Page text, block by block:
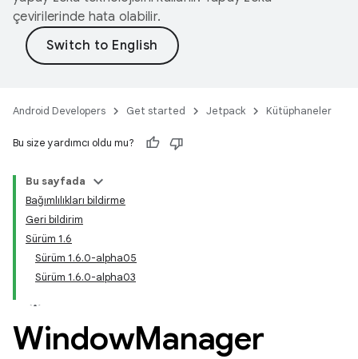
çevirilerinde hata olabilir.
Android Developers Get started Jetpack Kütüphaneler
Bu size yardımcı oldu mu?
Bu sayfada
Bağımlılıkları bildirme
Geri bildirim
Sürüm 1.6
Sürüm 1.6.0-alpha05
Sürüm 1.6.0-alpha03
WindowManager